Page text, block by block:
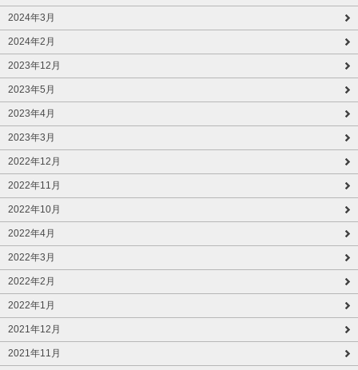
2024年3月
2024年2月
2023年12月
2023年5月
2023年4月
2023年3月
2022年12月
2022年11月
2022年10月
2022年4月
2022年3月
2022年2月
2022年1月
2021年12月
2021年11月